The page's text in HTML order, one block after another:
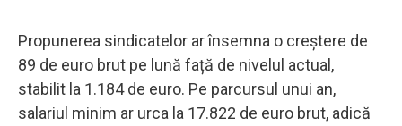
Propunerea sindicatelor ar însemna o creștere de
89 de euro brut pe lună față de nivelul actual,
stabilit la 1.184 de euro. Pe parcursul unui an,
salariul minim ar urca la 17.822 de euro brut, adică